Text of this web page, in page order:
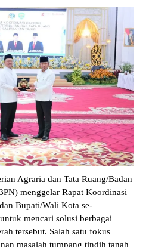
Agraria dan Tata Ruang/Badan
menggelar Rapat Koordinasi
Bupati/Wali Kota se-
mencari solusi berbagai
tersebut. Salah satu fokus
masalah tumpang tindih tanah